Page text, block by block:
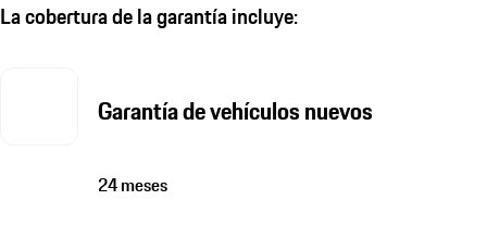
La cobertura de la garantía incluye:
Garantía de vehículos nuevos
24 meses